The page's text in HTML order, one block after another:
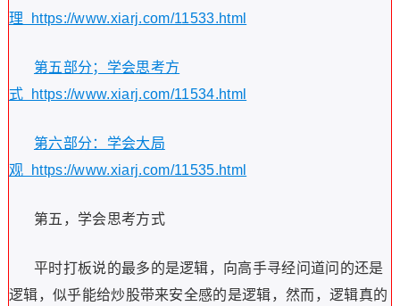
理 https://www.xiarj.com/11533.html
第五部分；学会思考方
式 https://www.xiarj.com/11534.html
第六部分：学会大局
观 https://www.xiarj.com/11535.html
第五，学会思考方式
平时打板说的最多的是逻辑，向高手寻经问道问的还是
逻辑，似乎能给炒股带来安全感的是逻辑，然而，逻辑真的